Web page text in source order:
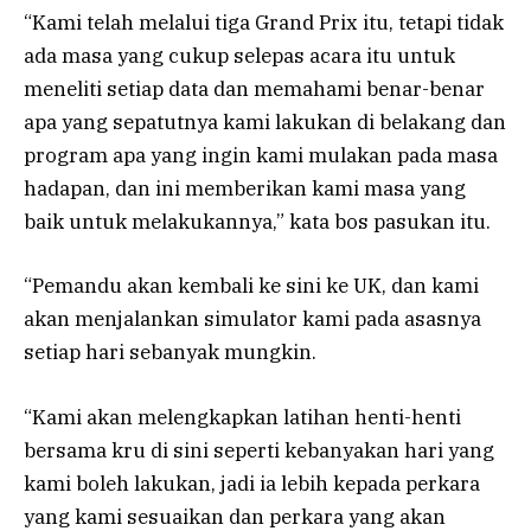
“Kami telah melalui tiga Grand Prix itu, tetapi tidak
ada masa yang cukup selepas acara itu untuk
meneliti setiap data dan memahami benar-benar
apa yang sepatutnya kami lakukan di belakang dan
program apa yang ingin kami mulakan pada masa
hadapan, dan ini memberikan kami masa yang
baik untuk melakukannya,” kata bos pasukan itu.
“Pemandu akan kembali ke sini ke UK, dan kami
akan menjalankan simulator kami pada asasnya
setiap hari sebanyak mungkin.
“Kami akan melengkapkan latihan henti-henti
bersama kru di sini seperti kebanyakan hari yang
kami boleh lakukan, jadi ia lebih kepada perkara
yang kami sesuaikan dan perkara yang akan